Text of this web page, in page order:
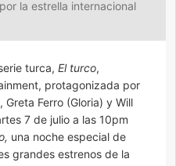
la estrella internacional
turca, El turco,
protagonizada por
Greta Ferro (Gloria) y Will
7 de julio a las 10pm
una noche especial de
grandes estrenos de la